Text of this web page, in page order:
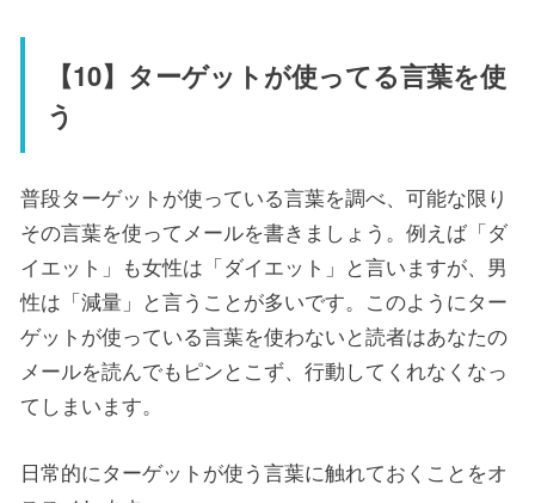
【10】ターゲットが使ってる言葉を使
う
普段ターゲットが使っている言葉を調べ、可能な限り
その言葉を使ってメールを書きましょう。例えば「ダ
イエット」も女性は「ダイエット」と言いますが、男
性は「減量」と言うことが多いです。このようにター
ゲットが使っている言葉を使わないと読者はあなたの
メールを読んでもピンとこず、行動してくれなくなっ
てしまいます。
日常的にターゲットが使う言葉に触れておくことをオ